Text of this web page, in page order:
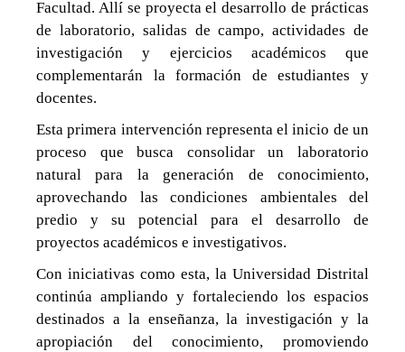
Facultad. Allí se proyecta el desarrollo de prácticas
de laboratorio, salidas de campo, actividades de
investigación y ejercicios académicos que
complementarán la formación de estudiantes y
docentes.
Esta primera intervención representa el inicio de un
proceso que busca consolidar un laboratorio
natural para la generación de conocimiento,
aprovechando las condiciones ambientales del
predio y su potencial para el desarrollo de
proyectos académicos e investigativos.
Con iniciativas como esta, la Universidad Distrital
continúa ampliando y fortaleciendo los espacios
destinados a la enseñanza, la investigación y la
apropiación del conocimiento, promoviendo